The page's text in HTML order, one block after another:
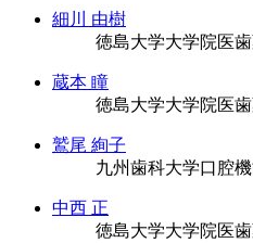
細川 由樹
徳島大学大学院医
蔵本 瞳
徳島大学大学院医
鷲尾 絢子
九州歯科大学口腔
中西 正
徳島大学大学院医